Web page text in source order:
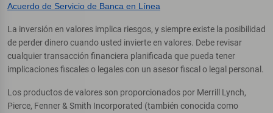
Acuerdo de Servicio de Banca en Línea
La inversión en valores implica riesgos, y siempre existe la posibilidad
de perder dinero cuando usted invierte en valores. Debe revisar
cualquier transacción financiera planificada que pueda tener
implicaciones fiscales o legales con un asesor fiscal o legal personal.
Los productos de valores son proporcionados por Merrill Lynch,
Pierce, Fenner & Smith Incorporated (también conocida como